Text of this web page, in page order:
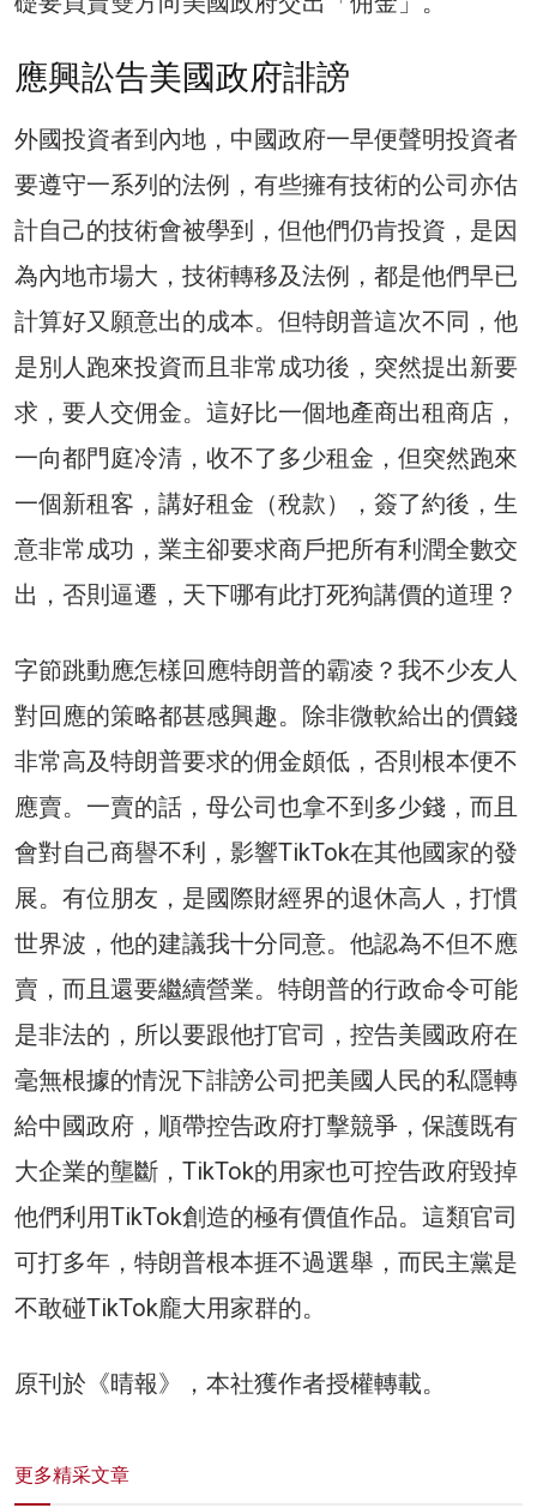
應興訟告美國政府誹謗
外國投資者到內地，中國政府一早便聲明投資者
要遵守一系列的法例，有些擁有技術的公司亦估
計自己的技術會被學到，但他們仍肯投資，是因
為內地市場大，技術轉移及法例，都是他們早已
計算好又願意出的成本。但特朗普這次不同，他
是別人跑來投資而且非常成功後，突然提出新要
求，要人交佣金。這好比一個地產商出租商店，
一向都門庭冷清，收不了多少租金，但突然跑來
一個新租客，講好租金（稅款），簽了約後，生
意非常成功，業主卻要求商戶把所有利潤全數交
出，否則逼遷，天下哪有此打死狗講價的道理？
字節跳動應怎樣回應特朗普的霸凌？我不少友人
對回應的策略都甚感興趣。除非微軟給出的價錢
非常高及特朗普要求的佣金頗低，否則根本便不
應賣。一賣的話，母公司也拿不到多少錢，而且
會對自己商譽不利，影響TikTok在其他國家的發
展。有位朋友，是國際財經界的退休高人，打慣
世界波，他的建議我十分同意。他認為不但不應
賣，而且還要繼續營業。特朗普的行政命令可能
是非法的，所以要跟他打官司，控告美國政府在
毫無根據的情況下誹謗公司把美國人民的私隱轉
給中國政府，順帶控告政府打擊競爭，保護既有
大企業的壟斷，TikTok的用家也可控告政府毀掉
他們利用TikTok創造的極有價值作品。這類官司
可打多年，特朗普根本捱不過選舉，而民主黨是
不敢碰TikTok龐大用家群的。
原刊於《晴報》，本社獲作者授權轉載。
更多精采文章